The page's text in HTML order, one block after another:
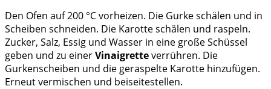
Den Ofen auf 200 °C vorheizen. Die Gurke schälen und in
Scheiben schneiden. Die Karotte schälen und raspeln.
Zucker, Salz, Essig und Wasser in eine große Schüssel
geben und zu einerVinaigretteverrühren. Die
Gurkenscheiben und die geraspelte Karotte hinzufügen.
Erneut vermischen und beiseitestellen.